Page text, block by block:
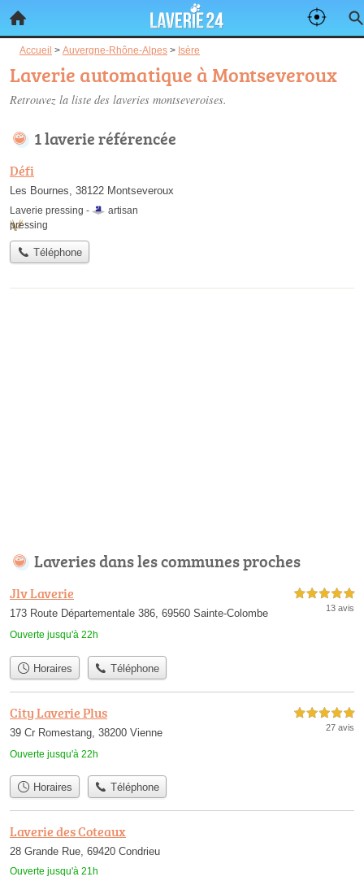
Accueil > Auvergne-Rhône-Alpes > Isère
Laverie automatique à Montseveroux
Retrouvez la liste des laveries montseveroises.
1 laverie référencée
Défi
Les Bournes, 38122 Montseveroux
Laverie pressing -
artisan
pressing
Téléphone
Laveries dans les communes proches
Jlv Laverie
173 Route Départementale 386, 69560 Sainte-Colombe
Ouverte jusqu'à 22h
5,0 étoiles sur 5
13 avis
Horaires Téléphone
City Laverie Plus
39 Cr Romestang, 38200 Vienne
Ouverte jusqu'à 22h
5,0 étoiles sur 5
27 avis
Horaires Téléphone
Laverie des Coteaux
28 Grande Rue, 69420 Condrieu
Ouverte jusqu'à 21h